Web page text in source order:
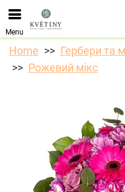
Ми приймаємо
магазин.
10.08.2026 у
Menu
Home
Гербери та
Рожевий мікс